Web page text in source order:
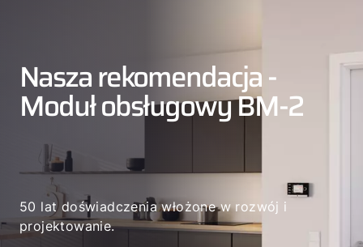
Nasza rekomendacja -
Moduł obsługowy BM-2
50 lat doświadczenia włożone w rozwój i
projektowanie.